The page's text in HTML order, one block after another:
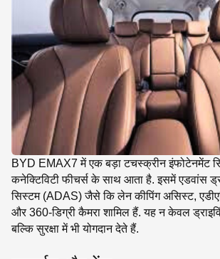
BYD EMAX7 में एक बड़ा टचस्क्रीन इंफोटेनमेंट
कनेक्टिविटी फीचर्स के साथ आता है. इसमें एडवांस
सिस्टम (ADAS) जैसे कि लेन कीपिंग असिस्ट,
और 360-डिग्री कैमरा शामिल हैं. यह न केवल
बल्कि सुरक्षा में भी योगदान देते हैं.